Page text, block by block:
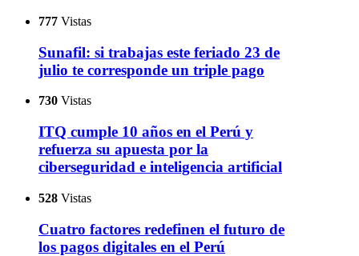
777 Vistas
Sunafil: si trabajas este feriado 23 de
julio te corresponde un triple pago
730 Vistas
ITQ cumple 10 años en el Perú y
refuerza su apuesta por la
ciberseguridad e inteligencia artificial
528 Vistas
Cuatro factores redefinen el futuro de
los pagos digitales en el Perú